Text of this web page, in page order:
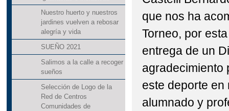
Nuestro huerto y nuestros
jardines vuelven a rebosar
alegría y vida
SUEÑO 2021
Salimos a la calle a recoger
sueños
Selección de Logo de la
Red de Centros
Comunidades de
que nos ha
Torneo, por
entrega de un
agradecimiento
este deporte en
alumnado y